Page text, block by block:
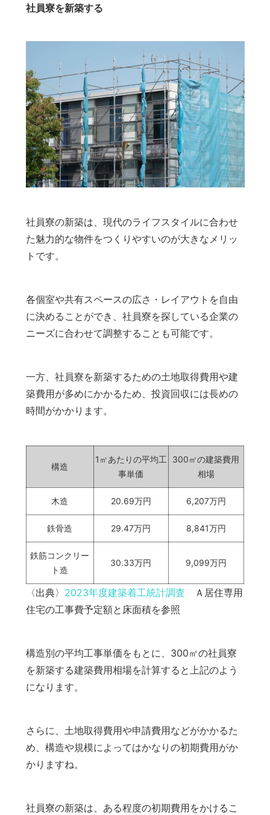
社員寮を新築する
社員寮の新築は、現代のライフスタイルに合わせ
た魅力的な物件をつくりやすいのが大きなメリッ
トです。
各個室や共有スペースの広さ・レイアウトを自由
に決めることができ、社員寮を探している企業の
ニーズに合わせて調整することも可能です。
一方、社員寮を新築するための土地取得費用や建
築費用が多めにかかるため、投資回収には長めの
時間がかかります。
構造
1㎡あたりの平均工
事単価
300㎡の建築費用
相場
木造 20.69万円 6,207万円
鉄骨造 29.47万円 8,841万円
鉄筋コンクリー
ト造
30.33万円 9,099万円
〈出典〉 2023年度建築着工統計調査 Ａ居住専用
住宅の工事費予定額と床面積を参照
構造別の平均工事単価をもとに、300㎡の社員寮
を新築する建築費用相場を計算すると上記のよう
になります。
さらに、土地取得費用や申請費用などがかかるた
め、構造や規模によってはかなりの初期費用がか
かりますね。
社員寮の新築は、ある程度の初期費用をかけるこ